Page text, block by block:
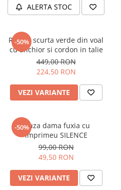
ALERTA STOC
-50%
Rochie scurta verde din voal
cu anchior si cordon in talie
449,00 RON
224,50 RON
VEZI VARIANTE
-50%Bluza dama fuxia cu
imprimeu SILENCE
99,00 RON
49,50 RON
VEZI VARIANTE